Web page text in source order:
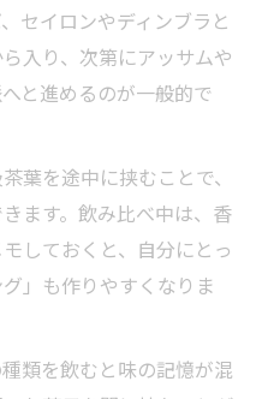
セイロンやディンブラと
入り、次第にアッサムや
と進めるのが一般的で
葉を途中に挟むことで、
ます。飲み比べ中は、香
しておくと、自分にとっ
」も作りやすくなりま
類を飲むと味の記憶が混